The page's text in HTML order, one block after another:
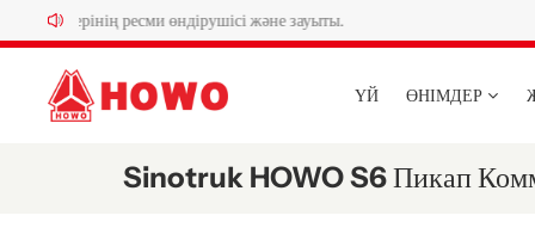
ресми өндірушісі және зауыты.
ҮЙ ӨНІМДЕР
Sinotruk HOWO S6 Пикап